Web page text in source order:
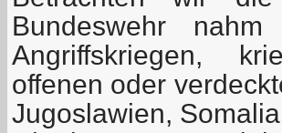
Bundeswehr
Angriffskriegen,
offenen oder
Jugoslawien,